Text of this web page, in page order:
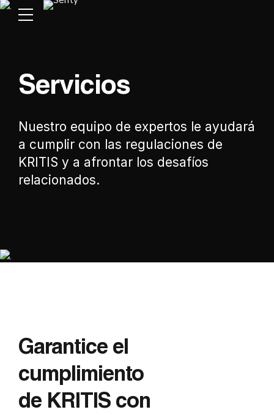
Servicios
Nuestro equipo de expertos le ayudará
a cumplir con las regulaciones de
KRITIS y a afrontar los desafíos
relacionados.
Garantice el
cumplimiento
de KRITIS con